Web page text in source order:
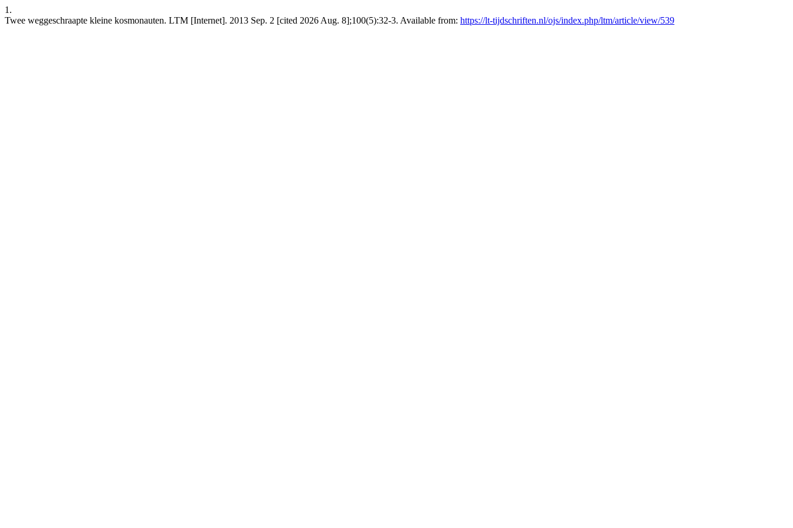
1.
Twee weggeschraapte kleine kosmonauten. LTM [Internet]. 2013 Sep. 2 [cited 2026 Aug. 8];100(5):32-3. Available from: https://lt-tijdschriften.nl/ojs/index.php/ltm/article/view/539